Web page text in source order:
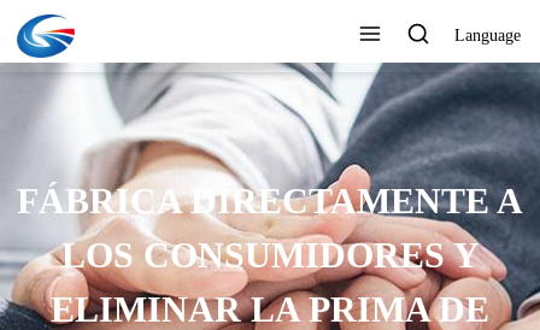
Language
FÁBRICA DIRECTAMENTE A
LOS CONSUMIDORES Y
ELIMINAR LA PRIMA DE